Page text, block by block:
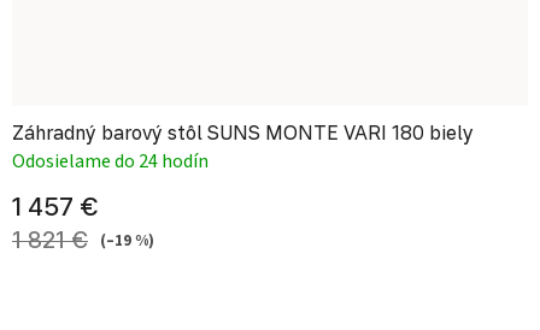
Záhradný barový stôl SUNS MONTE VARI 180 biely
Odosielame do 24 hodín
1 457 €
1 821 € (–19 %)